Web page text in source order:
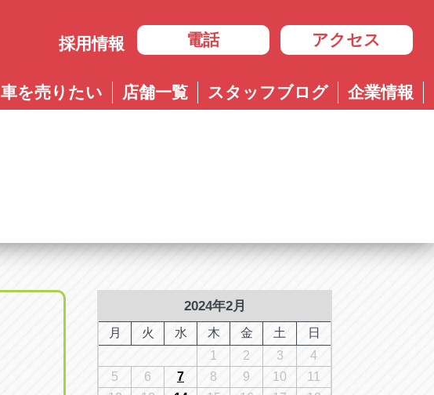
採用情報 電話
岐阜
058-379-0525
アップル大垣IC南店
0584-87-0200
千葉
アクセス
岐阜
アップル恵那店
アップル各務原店
岐阜県各務原市各務おがせ町9-206-1
車を売りたい 店舗一覧 スタッフブログ 企業情報
2024年2月
月 火 水 木 金 土
日
1
2 3
4
5
6 7 8 9 10
11